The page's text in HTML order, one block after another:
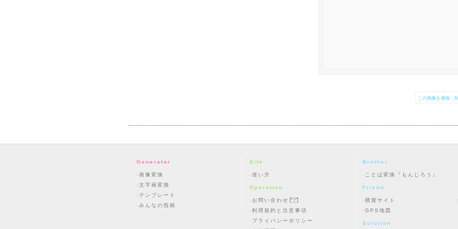
この画像を通報・
Generator
画像変換
文字画変換
テンプレート
みんなの投稿
Site
使い方
Operation
お問い合わせ
利用規約と注意事項
プライバシーポリシー
Brother
ことば変換『もんじろう』
Friend
懸賞サイト
GPS地図
Solution